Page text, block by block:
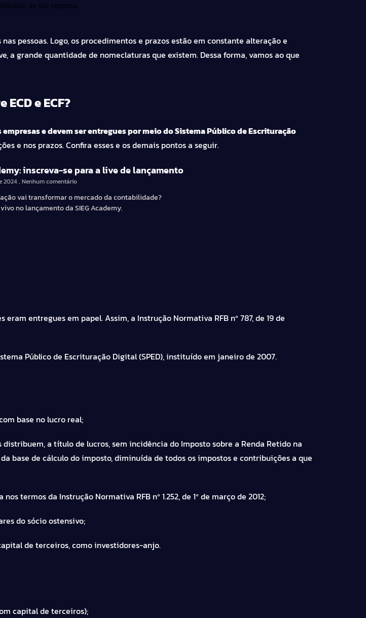
da sua empresa.
pessoas. Logo, os procedimentos e prazos estão em constante alteração e
a grande quantidade de nomeclaturas que existem. Dessa forma, vamos ao que
e ECF?
e devem ser entregues por meio do Sistema Público de Escrituração
e nos prazos. Confira esses e os demais pontos a seguir.
inscreva-se para a live de lançamento
2024 Nenhum comentário
vai transformar o mercado da contabilidade?
no lançamento da SIEG Academy.
eram entregues em papel. Assim, a Instrução Normativa RFB nº 787, de 19 de
Público de Escrituração Digital (SPED), instituído em janeiro de 2007.
base no lucro real;
a título de lucros, sem incidência do Imposto sobre a Renda Retido na
base de cálculo do imposto, diminuída de todos os impostos e contribuições a que
termos da Instrução Normativa RFB nº 1.252, de 1º de março de 2012;
do sócio ostensivo;
de terceiros, como investidores-anjo.
capital de terceiros);